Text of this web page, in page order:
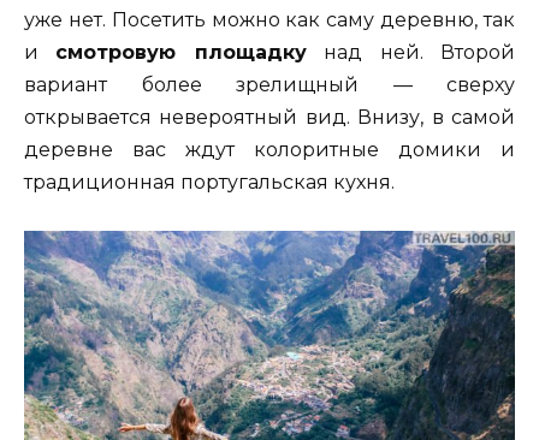
уже нет. Посетить можно как саму деревню, так
и смотровую площадкунад ней. Второй
вариант более зрелищный — сверху
открывается невероятный вид. Внизу, в самой
деревне вас ждут колоритные домики и
традиционная португальская кухня.